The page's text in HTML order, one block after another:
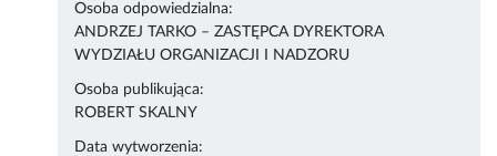
Osoba odpowiedzialna:
ANDRZEJ TARKO – ZASTĘPCA DYREKTORA
WYDZIAŁU ORGANIZACJI I NADZORU
Osoba publikująca:
ROBERT SKALNY
Data wytworzenia: